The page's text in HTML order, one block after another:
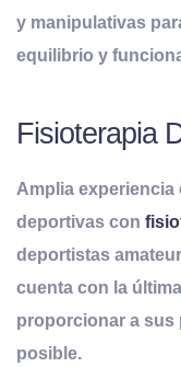
y manipulativas
equilibrio y
Fisioterapia
Amplia experiencia
deportivas con
deportistas
cuenta con la
proporcionar a sus
posible.